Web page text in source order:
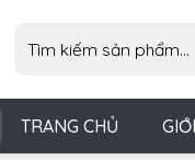
kiếm:
TRANG CHỦ